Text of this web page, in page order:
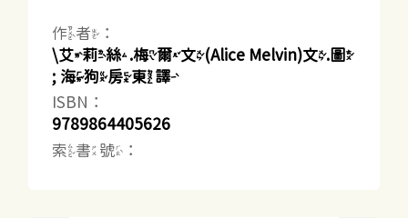
作者：
\艾莉絲.梅爾文(Alice Melvin)文.圖
; 海狗房東譯
ISBN：
9789864405626
索書號：